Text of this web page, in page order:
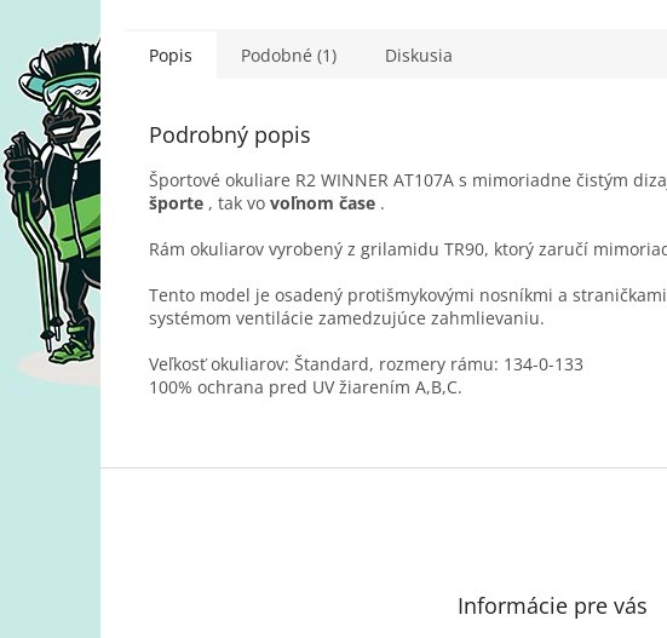
Popis Podobné (1) Diskusia
Podrobný popis
Športové okuliare R2 WINNER AT107A s mimoriadne čistým
športe , tak vo voľnom čase .
Rám okuliarov vyrobený z grilamidu TR90, ktorý zaručí
Tento model je osadený protišmykovými nosníkmi a
systémom ventilácie zamedzujúce zahmlievaniu.
Veľkosť okuliarov: Štandard, rozmery rámu: 134-0-133
100% ochrana pred UV žiarením A,B,C.
Informácie pre vás